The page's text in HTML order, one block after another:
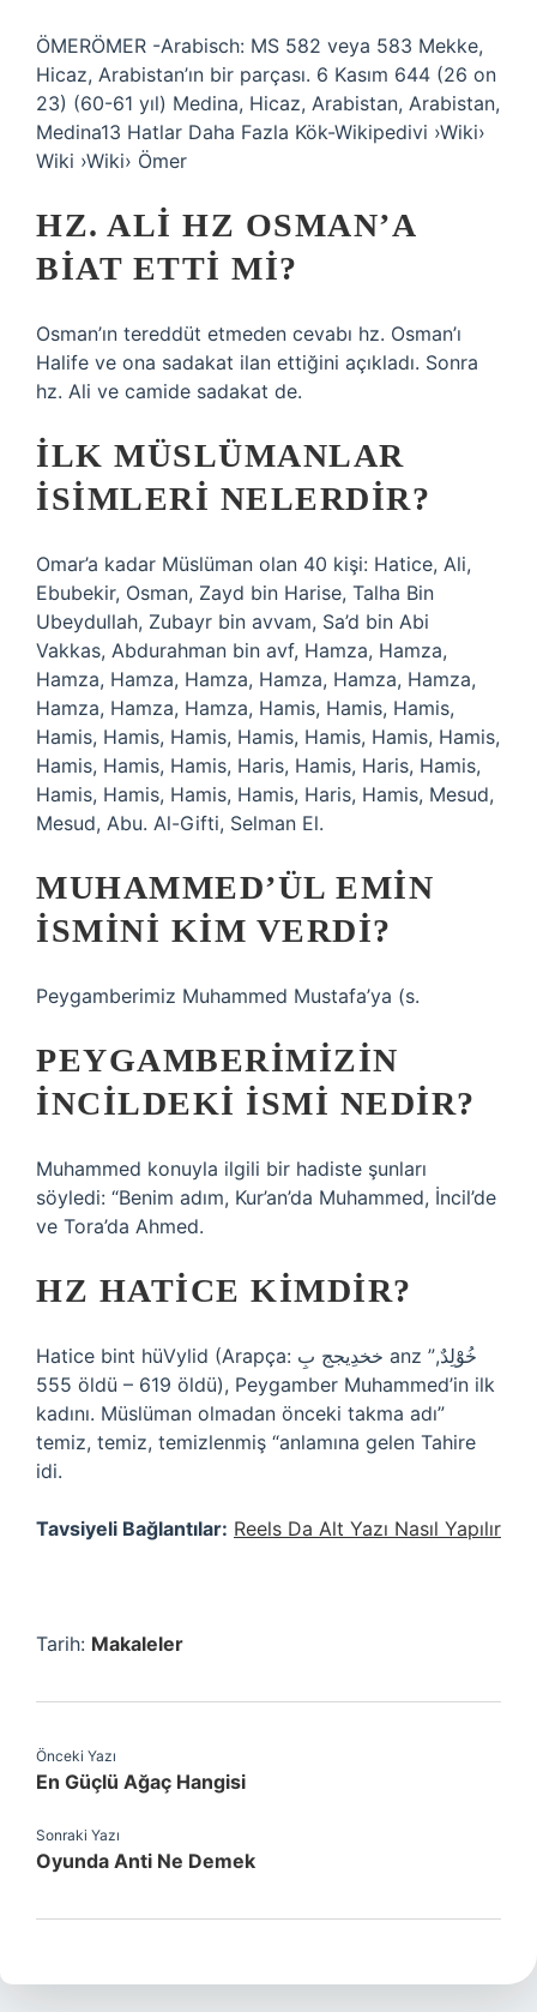
ÖMERÖMER -Arabisch: MS 582 veya 583 Mekke,
Hicaz, Arabistan’ın bir parçası. 6 Kasım 644 (26 on
23) (60-61 yıl) Medina, Hicaz, Arabistan, Arabistan,
Medina13 Hatlar Daha Fazla Kök-Wikipedivi ›Wiki›
Wiki ›Wiki› Ömer
HZ. ALI HZ OSMAN’A
BIAT ETTI MI?
Osman’ın tereddüt etmeden cevabı hz. Osman’ı
Halife ve ona sadakat ilan ettiğini açıkladı. Sonra
hz. Ali ve camide sadakat de.
İLK MÜSLÜMANLAR
ISIMLERI NELERDIR?
Omar’a kadar Müslüman olan 40 kişi: Hatice, Ali,
Ebubekir, Osman, Zayd bin Harise, Talha Bin
Ubeydullah, Zubayr bin avvam, Sa’d bin Abi
Vakkas, Abdurahman bin avf, Hamza, Hamza,
Hamza, Hamza, Hamza, Hamza, Hamza, Hamza,
Hamza, Hamza, Hamza, Hamis, Hamis, Hamis,
Hamis, Hamis, Hamis, Hamis, Hamis, Hamis, Hamis,
Hamis, Hamis, Hamis, Haris, Hamis, Haris, Hamis,
Hamis, Hamis, Hamis, Hamis, Haris, Hamis, Mesud,
Mesud, Abu. Al-Gifti, Selman El.
MUHAMMED’ÜL EMIN
ISMINI KIM VERDI?
Peygamberimiz Muhammed Mustafa’ya (s.
PEYGAMBERIMIZIN
INCILDEKI ISMI NEDIR?
Muhammed konuyla ilgili bir hadiste şunları
söyledi: “Benim adım, Kur’an’da Muhammed, İncil’de
ve Tora’da Ahmed.
HZ HATICE KIMDIR?
Hatice bint hüVylid (Arapça: خخدِيجج بِ anz ”خُوَْلِدٌ,
555 öldü – 619 öldü), Peygamber Muhammed’in ilk
kadını. Müslüman olmadan önceki takma adı”
temiz, temiz, temizlenmiş “anlamına gelen Tahire
idi.
Tavsiyeli Bağlantılar: Reels Da Alt Yazı Nasıl Yapılır
Tarih: Makaleler
Önceki Yazı
En Güçlü Ağaç Hangisi
Sonraki Yazı
Oyunda Anti Ne Demek